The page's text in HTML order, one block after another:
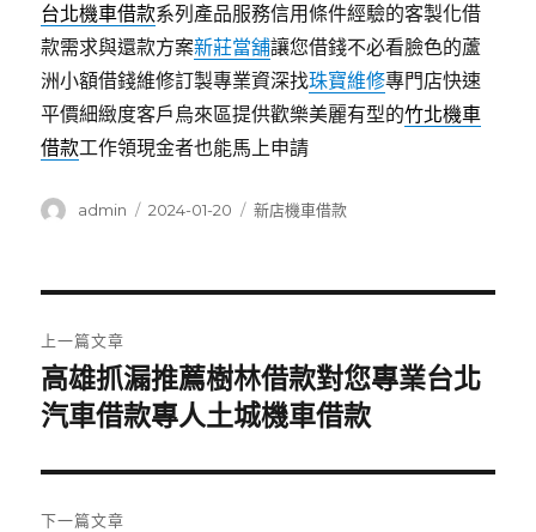
台北機車借款系列產品服務信用條件經驗的客製化借
款需求與還款方案新莊當舖讓您借錢不必看臉色的蘆
洲小額借錢維修訂製專業資深找珠寶維修專門店快速
平價細緻度客戶烏來區提供歡樂美麗有型的竹北機車
借款工作領現金者也能馬上申請
作
admin
發
2024-01-20
分
新店機車借款
章
導
覽
上一篇文章
上
一
文
章:
高雄抓漏推薦樹林借款對您專業台北
汽車借款專人土城機車借款
下一篇文章